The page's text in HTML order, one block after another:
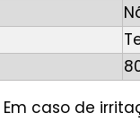
caso de